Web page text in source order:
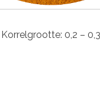
Korrelgrootte: 0,2 –